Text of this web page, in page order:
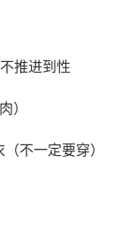
推进到性
）
不一定要穿）